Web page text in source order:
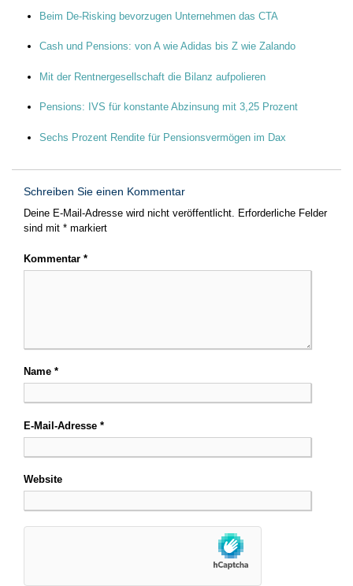
Beim De-Risking bevorzugen Unternehmen das CTA
Cash und Pensions: von A wie Adidas bis Z wie Zalando
Mit der Rentnergesellschaft die Bilanz aufpolieren
Pensions: IVS für konstante Abzinsung mit 3,25 Prozent
Sechs Prozent Rendite für Pensionsvermögen im Dax
Schreiben Sie einen Kommentar
Deine E-Mail-Adresse wird nicht veröffentlicht. Erforderliche Felder
sind mit * markiert
Kommentar *
Name *
E-Mail-Adresse *
Website